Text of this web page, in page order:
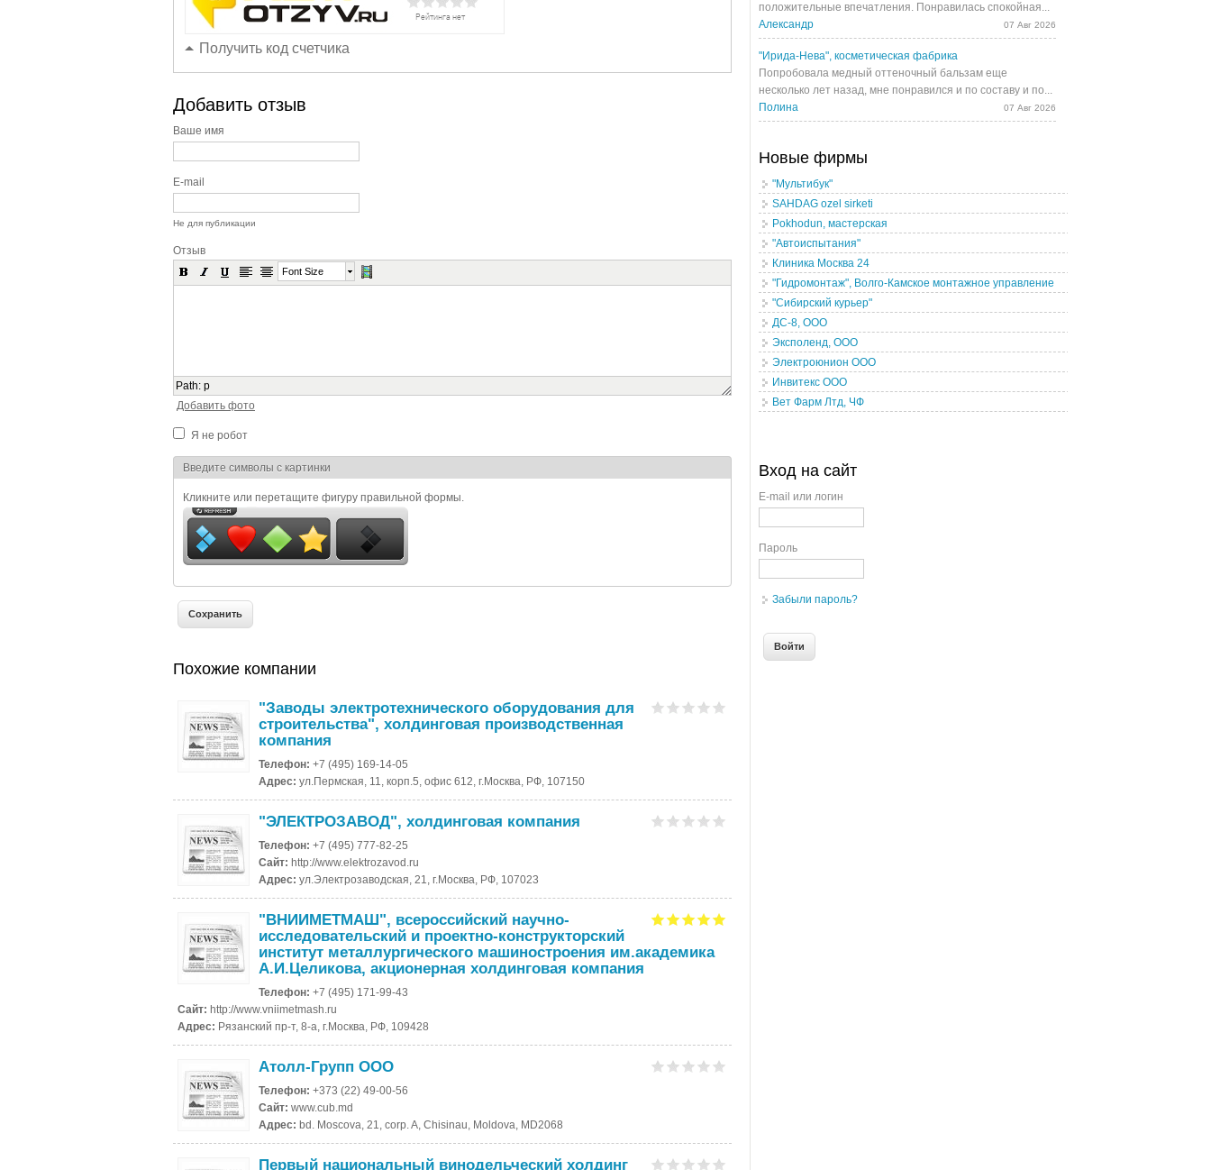
Получить код счетчика
Добавить отзыв
Ваше имя
E-mail
Не для публикации
Отзыв
Font Size
Path: p
Добавить фото
Я не робот
Я спамер
Введите символы с картинки
Кликните или перетащите фигуру правильной формы.
Похожие компании
"Заводы электротехнического оборудования для
строительства", холдинговая производственная
компания
Телефон: +7 (495) 169-14-05
Адрес: ул.Пермская, 11, корп.5, офис 612, г.Москва, РФ, 107150
"ЭЛЕКТРОЗАВОД", холдинговая компания
Телефон: +7 (495) 777-82-25
Сайт: http://www.elektrozavod.ru
Адрес: ул.Электрозаводская, 21, г.Москва, РФ, 107023
"ВНИИМЕТМАШ", всероссийский научно-
исследовательский и проектно-конструкторский
институт металлургического машиностроения им.академика
А.И.Целикова, акционерная холдинговая компания
Телефон: +7 (495) 171-99-43
Сайт: http://www.vniimetmash.ru
Адрес: Рязанский пр-т, 8-а, г.Москва, РФ, 109428
Атолл-Групп ООО
Телефон: +373 (22) 49-00-56
Сайт: www.cub.md
Адрес: bd. Moscova, 21, corp. A, Chisinau, Moldova, MD2068
Первый национальный винодельческий холдинг
положительные впечатления. Понравилась спокойная...
Александр
07 Авг 2026
"Ирида-Нева", косметическая фабрика
Попробовала медный оттеночный бальзам еще
несколько лет назад, мне понравился и по составу и по...
Полина
07 Авг 2026
Новые фирмы
"Мультибук"
SAHDAG ozel sirketi
Pokhodun, мастерская
"Автоиспытания"
Клиника Москва 24
"Гидромонтаж", Волго-Камское монтажное управление
"Сибирский курьер"
ДС-8, ООО
Эксполенд, ООО
Электроюнион ООО
Инвитекс ООО
Вет Фарм Лтд, ЧФ
Вход на сайт
E-mail или логин
Пароль
Забыли пароль?